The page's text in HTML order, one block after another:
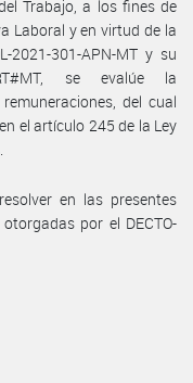
Trabajo, a los fines de
Laboral y en virtud de la
2021-301-APN-MT y su
se evalúe la
del cual
el artículo 245 de la Ley
en las presentes
por el DECTO-